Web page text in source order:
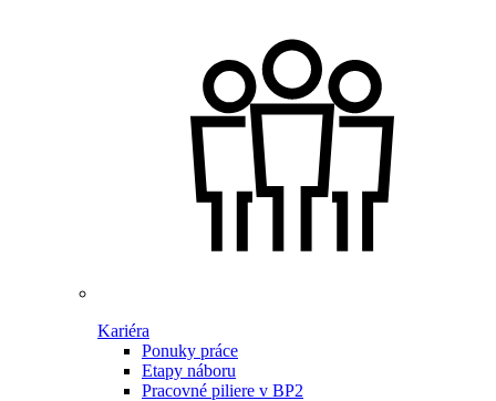
Kariéra
Ponuky práce
Etapy náboru
Pracovné piliere v BP2